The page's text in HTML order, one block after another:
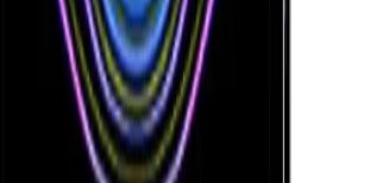
6.400 TL